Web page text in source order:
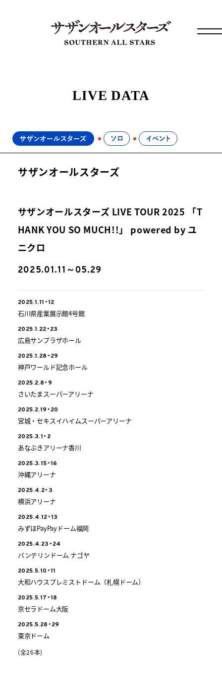
LIVE DATA
サザンオールスターズ
サザンオールスターズ LIVE TOUR 2025 「T
HANK YOU SO MUCH!!」 powered by ユ
ニクロ
2025.01.11～05.29
2025.1.11・12
石川県産業展示館4号館
2025.1.22・23
広島サンプラザホール
2025.1.28・29
神戸ワールド記念ホール
2025.2.8・9
さいたまスーパーアリーナ
2025.2.19・20
宮城・セキスイハイムスーパーアリーナ
2025.3.1・2
あなぶきアリーナ香川
2025.3.15・16
沖縄アリーナ
2025.4.2・3
横浜アリーナ
2025.4.12・13
みずほPayPayドーム福岡
2025.4.23・24
バンテリンドーム ナゴヤ
2025.5.10・11
大和ハウスプレミストドーム（札幌ドーム）
2025.5.17・18
京セラドーム大阪
2025.5.28・29
東京ドーム
(全26本)